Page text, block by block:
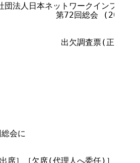
法人日本ネットワークインフォメ
第72回総会 (2023/
出欠調査票(正会員)
会に
］［欠席(代理人へ委任)］［欠